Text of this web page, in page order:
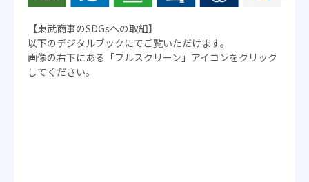
【東武商事のSDGsへの取組】
以下のデジタルブックにてご覧いただけます。
画像の右下にある「フルスクリーン」アイコンをクリック
してください。